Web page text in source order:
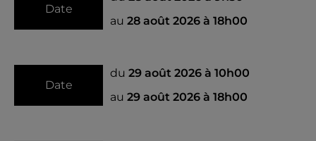
Date
au 28 août 2026 à 18h00
Date
du 29 août 2026 à 10h00
au 29 août 2026 à 18h00